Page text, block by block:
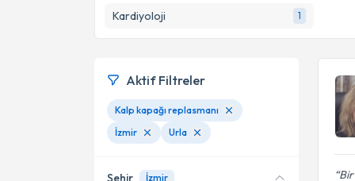
Kardiyoloji
1
Aktif Filtreler
Kalp kapağı replasmanı
İzmir
Urla
Şehir İzmir